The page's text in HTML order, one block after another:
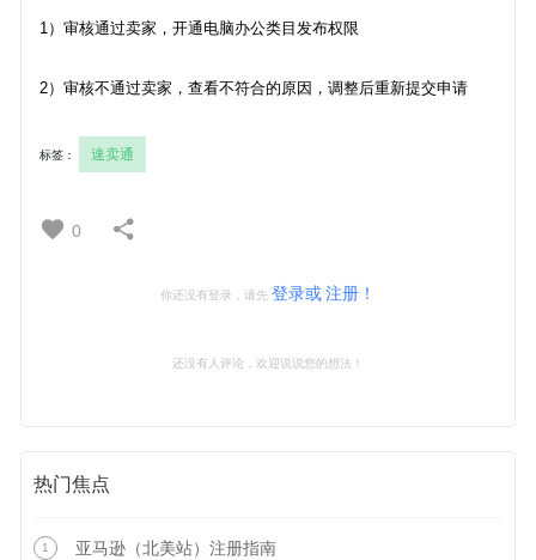
1）审核通过卖家，开通电脑办公类目发布权限
2）审核不通过卖家，查看不符合的原因，调整后重新提交申请
标签： 速卖通
0
你还没有登录，请先 登录或注册！
还没有人评论，欢迎说说您的想法！
热门焦点
1 亚马逊（北美站）注册指南